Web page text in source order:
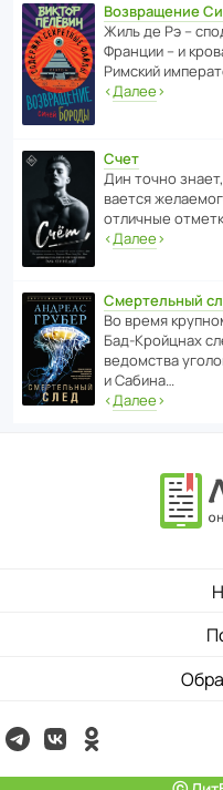
Возвращение
Жиль де Рэ –
Франции – и
Римский
‹Далее›
Счет
Дин точно
ва­ется
отли­чные
‹Далее›
Смертельный
Во время
Бад‑Крой­цнах
ведомства
и Сабина…
‹Далее›